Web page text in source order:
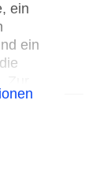
ein
ein
ein